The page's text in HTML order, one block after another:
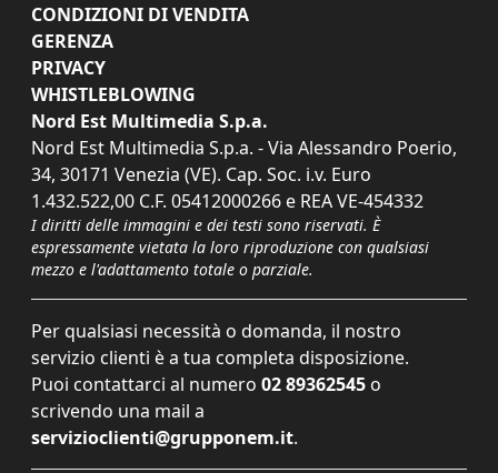
CONDIZIONI DI VENDITA
GERENZA
PRIVACY
WHISTLEBLOWING
Nord Est Multimedia S.p.a.
Nord Est Multimedia S.p.a. - Via Alessandro Poerio,
34, 30171 Venezia (VE). Cap. Soc. i.v. Euro
1.432.522,00 C.F. 05412000266 e REA VE-454332
I diritti delle immagini e dei testi sono riservati. È
espressamente vietata la loro riproduzione con qualsiasi
mezzo e l'adattamento totale o parziale.
Per qualsiasi necessità o domanda, il nostro
servizio clienti è a tua completa disposizione.
Puoi contattarci al numero 02 89362545 o
scrivendo una mail a
servizioclienti@grupponem.it.